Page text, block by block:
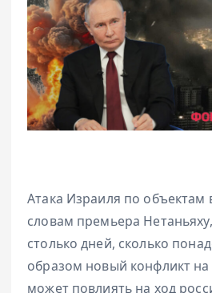
Атака Израиля по объектам
словам премьера
столько дней, сколько
образом новый конфликт
может повлиять на ход